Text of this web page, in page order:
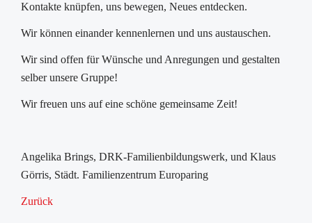
Kontakte knüpfen, uns bewegen, Neues entdecken.
Wir können einander kennenlernen und uns austauschen.
Wir sind offen für Wünsche und Anregungen und gestalten
selber unsere Gruppe!
Wir freuen uns auf eine schöne gemeinsame Zeit!
Angelika Brings, DRK-Familienbildungswerk, und Klaus
Görris, Städt. Familienzentrum Europaring
Zurück